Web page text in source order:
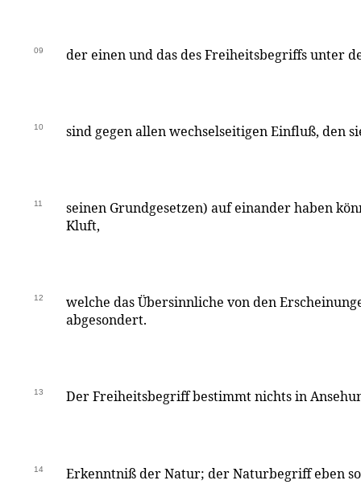
09 der einen und das des Freiheitsbegriffs unter
10 sind gegen allen wechselseitigen Einfluß, den
11
seinen Grundgesetzen) auf einander haben
Kluft,
12
welche das Übersinnliche von den
abgesondert.
13 Der Freiheitsbegriff bestimmt nichts in
14 Erkenntniß der Natur; der Naturbegriff eben